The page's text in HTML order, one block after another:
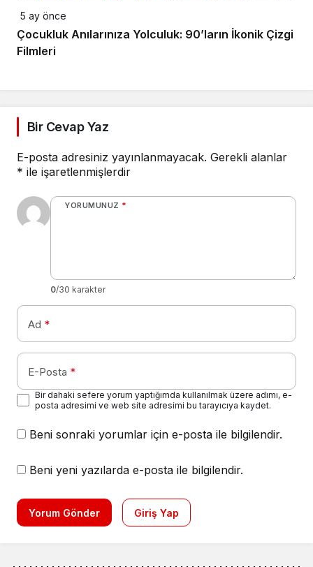
5 ay önce
Çocukluk Anılarınıza Yolculuk: 90’ların İkonik Çizgi
Filmleri
Bir Cevap Yaz
E-posta adresiniz yayınlanmayacak. Gerekli alanlar
* ile işaretlenmişlerdir
YORUMUNUZ *
0/30 karakter
Ad *
E-Posta *
Bir dahaki sefere yorum yaptığımda kullanılmak üzere adımı, e-
posta adresimi ve web site adresimi bu tarayıcıya kaydet.
Beni sonraki yorumlar için e-posta ile bilgilendir.
Beni yeni yazılarda e-posta ile bilgilendir.
Yorum Gönder Giriş Yap